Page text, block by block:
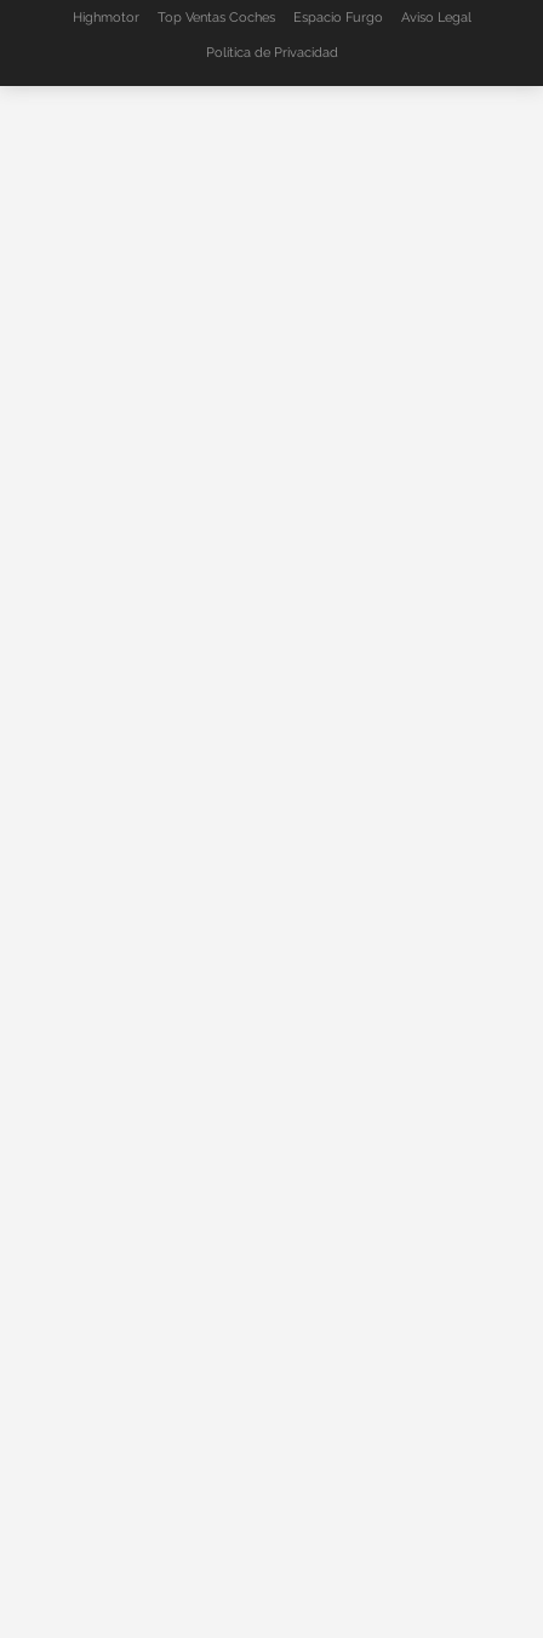
Highmotor Top Ventas Coches Espacio Furgo Aviso Legal
Política de Privacidad